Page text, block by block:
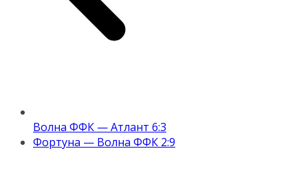
Волна ФФК — Атлант 6:3
Фортуна — Волна ФФК 2:9